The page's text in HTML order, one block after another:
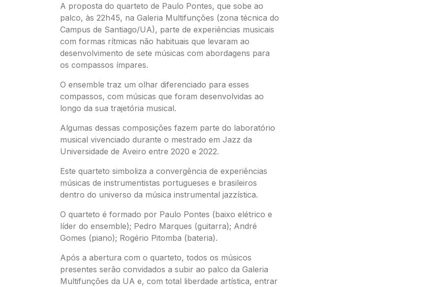
A proposta do quarteto de Paulo Pontes, que sobe ao
palco, às 22h45, na Galeria Multifunções (zona técnica do
Campus de Santiago/UA), parte de experiências musicais
com formas rítmicas não habituais que levaram ao
desenvolvimento de sete músicas com abordagens para
os compassos ímpares.
O ensemble traz um olhar diferenciado para esses
compassos, com músicas que foram desenvolvidas ao
longo da sua trajetória musical.
Algumas dessas composições fazem parte do laboratório
musical vivenciado durante o mestrado em Jazz da
Universidade de Aveiro entre 2020 e 2022.
Este quarteto simboliza a convergência de experiências
músicas de instrumentistas portugueses e brasileiros
dentro do universo da música instrumental jazzística.
O quarteto é formado por Paulo Pontes (baixo elétrico e
líder do ensemble); Pedro Marques (guitarra); André
Gomes (piano); Rogério Pitomba (bateria).
Após a abertura com o quarteto, todos os músicos
presentes serão convidados a subir ao palco da Galeria
Multifunções da UA e, com total liberdade artística, entrar